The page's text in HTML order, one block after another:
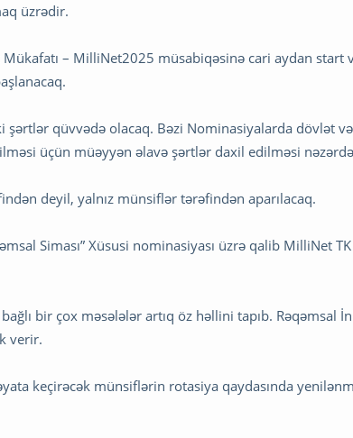
üzrədir.
– MilliNet2025 müsabiqəsinə cari aydan start
şərtlər qüvvədə olacaq. Bəzi Nominasiyalarda dövlət
üçün müəyyən əlavə şərtlər daxil edilməsi
deyil, yalnız münsiflər tərəfindən aparılacaq.
Siması” Xüsusi nominasiyası üzrə qalib MilliNet
bir çox məsələlər artıq öz həllini tapıb. Rəqəmsal
verir.
keçirəcək münsiflərin rotasiya qaydasında